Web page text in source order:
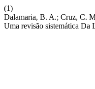
(1)
Dalamaria, B. A.; Cruz, C.
Uma revisão sistemática Da